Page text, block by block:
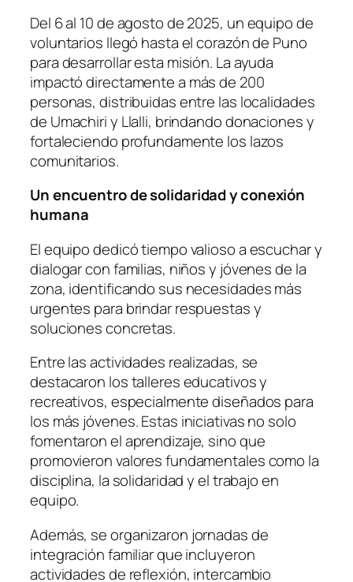
Del 6 al 10 de agosto de 2025, un equipo de
voluntarios llegó hasta el corazón de Puno
para desarrollar esta misión. La ayuda
impactó directamente a más de 200
personas, distribuidas entre las localidades
de Umachiri y Llalli, brindando donaciones y
fortaleciendo profundamente los lazos
comunitarios.
Un encuentro de solidaridad y conexión
humana
El equipo dedicó tiempo valioso a escuchar y
dialogar con familias, niños y jóvenes de la
zona, identificando sus necesidades más
urgentes para brindar respuestas y
soluciones concretas.
Entre las actividades realizadas, se
destacaron los talleres educativos y
recreativos, especialmente diseñados para
los más jóvenes. Estas iniciativas no solo
fomentaron el aprendizaje, sino que
promovieron valores fundamentales como la
disciplina, la solidaridad y el trabajo en
equipo.
Además, se organizaron jornadas de
integración familiar que incluyeron
actividades de reflexión, intercambio